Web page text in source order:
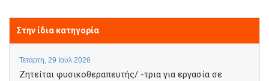
Στην ίδια κατηγορία
Τετάρτη, 29 Ιουλ 2026
Ζητείται φυσικοθεραπευτής/ -τρια για εργασία σε